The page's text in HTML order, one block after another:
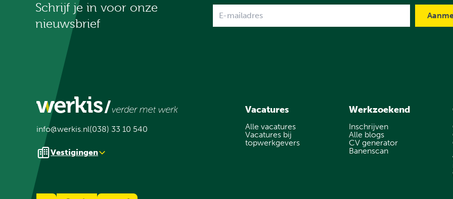
Schrijf je in voor onze
nieuwsbrief
info@werkis.nl(038) 33 10 540
Vestigingen
Vacatures
Alle vacatures
Vacatures bij
topwerkgevers
Werkzoekend
Inschrijven
Alle blogs
CV generator
Banenscan